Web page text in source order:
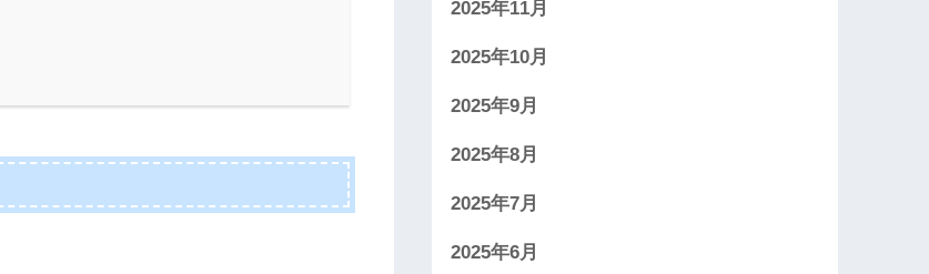
2025年11月
2025年10月
2025年9月
2025年8月
2025年7月
2025年6月